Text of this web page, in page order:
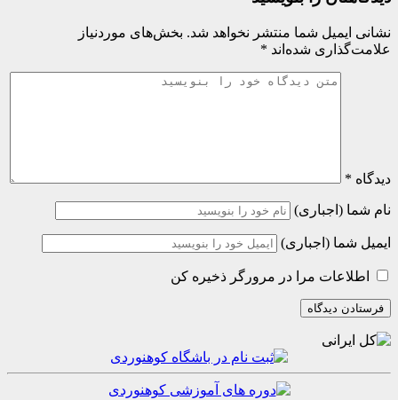
شما منتشر نخواهد شد. بخش‌های موردنیاز
شده‌اند*
(اجباری)
مرا در مرورگر ذخیره کن